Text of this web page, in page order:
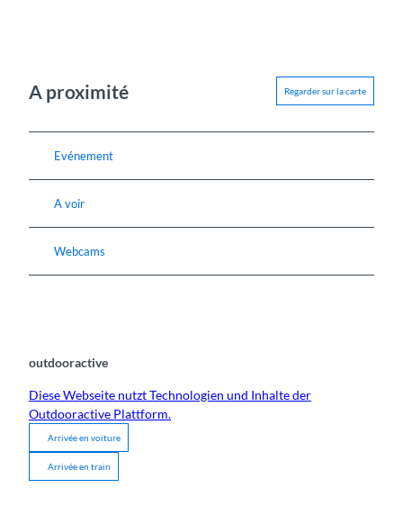
A proximité Regarder sur la carte
Evénement
A voir
Webcams
outdooractive
Diese Webseite nutzt Technologien und Inhalte der
Outdooractive Plattform.
Arrivée en voiture
Arrivée en train